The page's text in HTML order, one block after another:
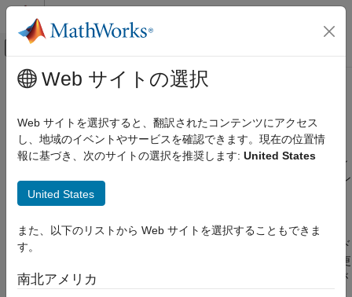
コンテンツへスキップ
オフキャンバス ナビゲーション メ
ドキュメンテーションのホーム
プログラミング
クラス
サブクラス定義
ハンドル互換クラスのメソッド
ハンドル オブジェクトと値オブジェクトの
メソッド
メインコンテンツ
ハンドル互換クラスのメソッド
ハンドル オブジェクトと値オブジェクトのメソッド
ハンドル互換クラスのメソッドに渡されるオブジェクトは、ハン
ドル オブジェクトか値オブジェクトのいずれかになります。ハン
ドルと値の両方で動作するクラスのメソッドを実装する場合に、
入力オブジェクトがハンドル オブジェクトであり、メソッド
でこのハンドル オブジェクトを変更する場合、これらの変更
は同じハンドルを含むすべてのワークスペースで見ることが
Web サイトの選択
Web サイトを選択すると、翻訳されたコンテンツにアクセス
し、地域のイベントやサービスを確認できます。現在の位置情
報に基づき、次のサイトの選択を推奨します: United States
United States
また、以下のリストから Web サイトを選択することもできま
す。
南北アメリカ